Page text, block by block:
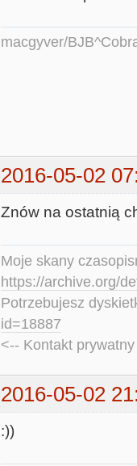
macgyver/
2016-05-02
Znów na ostatnią
Moje skany
https://archive.org/
Potrzebujesz
id=18887
<-- Kontakt
2016-05-02
:))